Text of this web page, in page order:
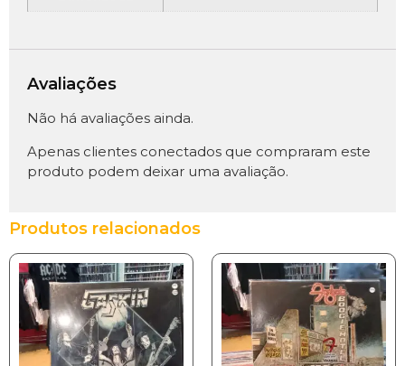
Avaliações
Não há avaliações ainda.
Apenas clientes conectados que compraram este
produto podem deixar uma avaliação.
Produtos relacionados